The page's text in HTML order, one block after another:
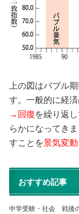
上の図はバブル
す。一般的に経
→回復 を繰り返
らかになってき
すことを景気変動
おすすめ記事
中学受験・社会 戦後